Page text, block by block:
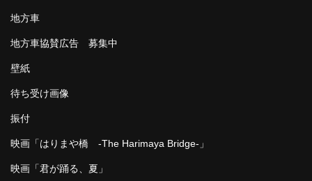
地方車
地方車協賛広告 募集中
壁紙
待ち受け画像
振付
映画「はりまや橋 -The Harimaya Bridge-」
映画「君が踊る、夏」